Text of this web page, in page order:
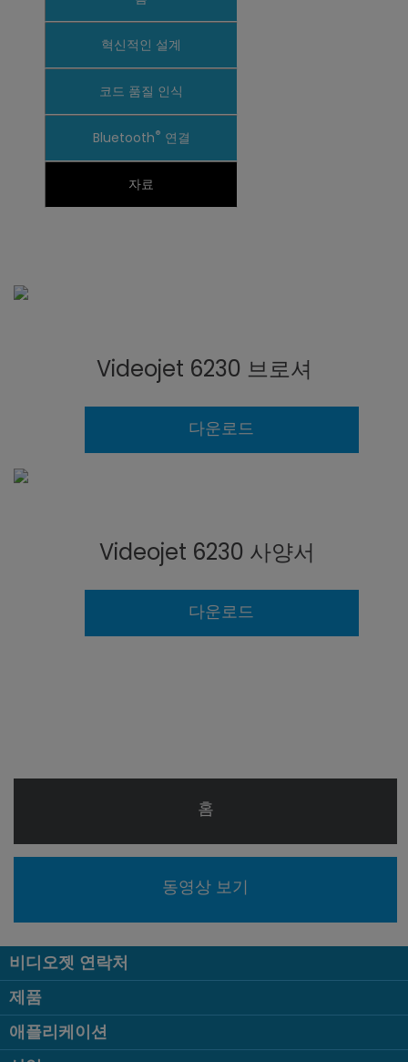
혁신적인 설계
코드 품질 인식
Bluetooth® 연결
자료
Videojet 6230 브로셔
다운로드
Videojet 6230 사양서
다운로드
홈
동영상 보기
비디오젯 연락처
제품
애플리케이션